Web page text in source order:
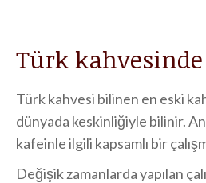
Türk
Türk kahvesi bilinen en eski
dünyada keskinliğiyle bilinir.
kafeinle ilgili kapsamlı bir
Değişik zamanlarda yapılan